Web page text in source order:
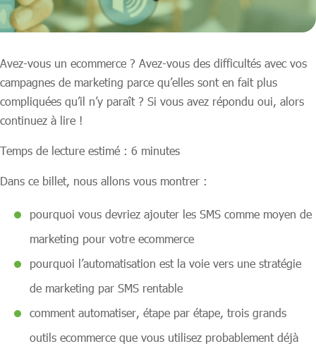
Avez-vous un ecommerce ? Avez-vous des difficultés avec vos
campagnes de marketing parce qu’elles sont en fait plus
compliquées qu’il n’y paraît ? Si vous avez répondu oui, alors
continuez à lire !
Temps de lecture estimé : 6 minutes
Dans ce billet, nous allons vous montrer :
pourquoi vous devriez ajouter les SMS comme moyen de
marketing pour votre ecommerce
pourquoi l’automatisation est la voie vers une stratégie
de marketing par SMS rentable
comment automatiser, étape par étape, trois grands
outils ecommerce que vous utilisez probablement déjà